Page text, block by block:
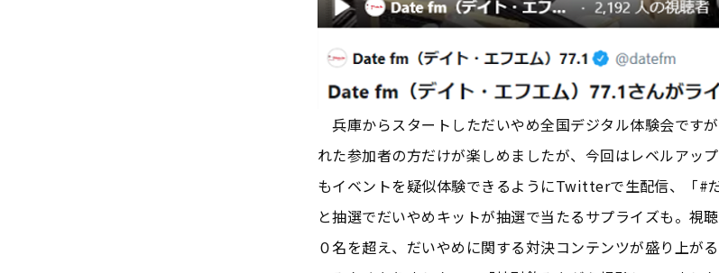
兵庫からスタートしただいやめ全国デジタル体験会です
れた参加者の方だけが楽しめましたが、今回はレベルアッ
もイベントを疑似体験できるようにTwitterで生配信、「#
と抽選でだいやめキットが抽選で当たるサプライズも。視
０名を超え、だいやめに関する対決コンテンツが盛り上が